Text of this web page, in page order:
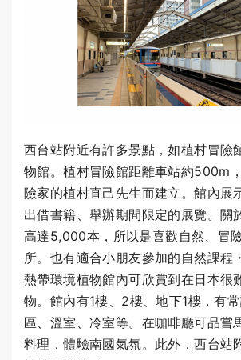
西台站附近有許多景點，如植村冒險
物館。植村冒險館距離車站約500m
險家的植村直己先生而建立。館內展
出借書籍、舉辦期間限定的展覽。關
高達5,000本，所以是喜歡自然、冒
所。也有適合小朋友參加的自然課程
熱帶環境植物館內可欣賞到在日本很
物。館內有1樓、2樓、地下1樓，有
區、溫室、冷室等。在咖啡廳可品嘗
料理，體驗南國氣氛。此外，西台站